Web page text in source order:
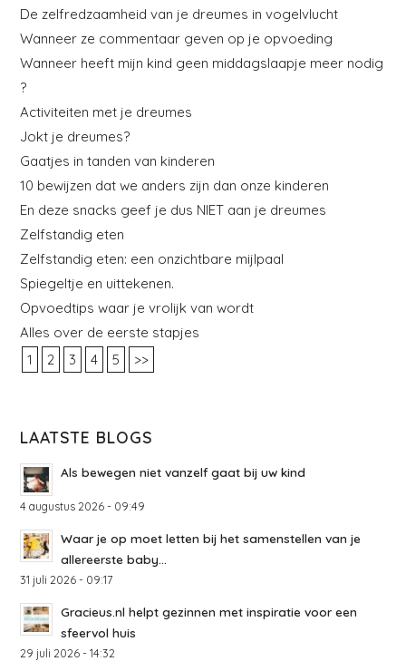
De zelfredzaamheid van je dreumes in vogelvlucht
Wanneer ze commentaar geven op je opvoeding
Wanneer heeft mijn kind geen middagslaapje meer nodig
?
Activiteiten met je dreumes
Jokt je dreumes?
Gaatjes in tanden van kinderen
10 bewijzen dat we anders zijn dan onze kinderen
En deze snacks geef je dus NIET aan je dreumes
Zelfstandig eten
Zelfstandig eten: een onzichtbare mijlpaal
Spiegeltje en uittekenen.
Opvoedtips waar je vrolijk van wordt
Alles over de eerste stapjes
1
2 3 4 5 >>
LAATSTE BLOGS
Als bewegen niet vanzelf gaat bij uw kind
4 augustus 2026 - 09:49
Waar je op moet letten bij het samenstellen van je
allereerste baby...
31 juli 2026 - 09:17
Gracieus.nl helpt gezinnen met inspiratie voor een
sfeervol huis
29 juli 2026 - 14:32